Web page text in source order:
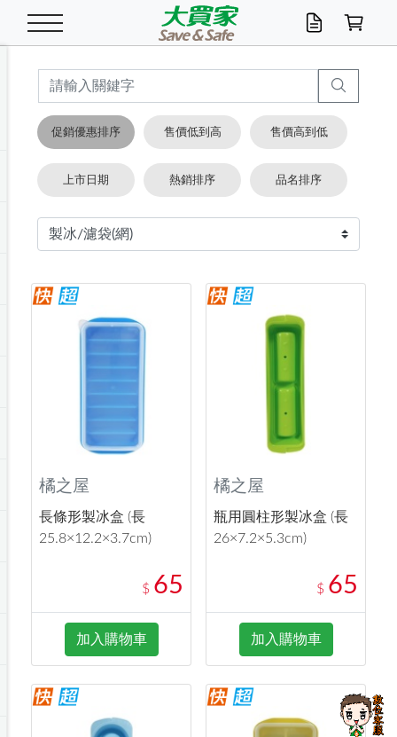
米/五穀/濃湯 米/糙米
五穀/南北貨
湯類/湯塊
油/調味料
食用油
醬油.油膏.蠔油
泡麵 / 麵條
包麵
碗麵/義大利麵
麵條/快煮麵/米粉
魚罐
醬菜/玉米罐
點心罐
休閒零嘴 初一十五拜拜懶
零嘴
堅果/海苔
美味餅乾
餅乾
糕餅/點心
糖果/巧克力
糖果/蜜餞/果凍
巧克力
茶飲料
果汁咖啡
碳酸/礦泉水
機能飲料
箱購飲料
養生保健/常備品 雞精/飲品
機能保健
▶保健品牌推薦
奶粉/穀麥片
奶粉
麥片/玉米片
沖調穀粉/隨手包
特色茶品
綠茶
紅茶
奶茶/花草茶
黑糖桂圓/蜂蜜醋
即溶咖啡
咖啡豆/粉/濾掛
可可/糖/奶精
沐浴乳香皂 沐浴乳
香皂/洗手乳
美髮造型
洗髮/護髮
造型髮品
口腔清潔
牙 刷
牙膏/漱口水
潔顏產品
卸妝/粉刺調理
開架/身體保養
臉部保養
面/眼膜
鍋具/飲水/廚房 鍋具/餐具
保鮮/微波
掃除用具/照明/五金
掃除/清潔用具
洗衣/曬衣用具
電池/延長線
修繕/五金/祭祀
傢飾/收納/衛浴
寢具/家具
收納用品
衛浴/毛巾
寵物食品
寵物清潔/百貨
衛生紙/濕巾 抽取衛生紙/濕巾
廚房紙巾/平版/
箱購免運區
衣物清潔
洗衣精
洗衣粉/皂
漂白水/柔軟精
居家清潔
廚房/餐具清潔
浴廁/水管清潔
居家清潔/除濕芳
衛生棉
成人/嬰兒紙尿褲
箱購免運區
嬰兒尿布
成人紙尿褲
廚房家電 料理鍋具
烤箱/微波/電磁爐
快煮壺/烘碗機
季節家電
除濕/清淨機
風扇/防蚊家電
生活家電
除塵家電
美容家電
電腦周邊
數位週邊
手機/平板周邊
文具/辦公用品 文具用品
辦公文具/收納
玩具/擺設小物
汽機車百貨
機車/腳踏車百貨
汽車百貨
休閒/運動
戶外/休閒用品
健身/按摩/瑜珈
測量/護具/其他
服飾內著
配件
男/女/機能包
冷凍免運 生鮮食品
調理食品
箱購免運
食品免運
清潔用品免運
居家/汽百用品
主題專區
季節活動
店長推薦
這夏不怕熱
促銷優惠排序 售價低到高 售價高到低
上市日期 熱銷排序 品名排序
橘之屋
長條形製冰盒 (長
25.8×12.2×3.7cm)
$ 65
加入購物車
橘之屋
瓶用圓柱形製冰盒 (長
26×7.2×5.3cm)
$ 65
加入購物車